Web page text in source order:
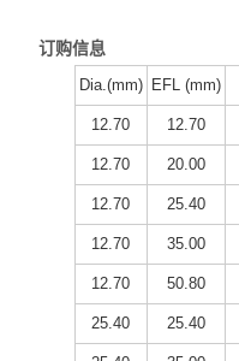
订购信息
Dia.(mm)
EFL (mm)
12.70 12.70
12.70 20.00
12.70 25.40
12.70 35.00
12.70 50.80
25.40 25.40